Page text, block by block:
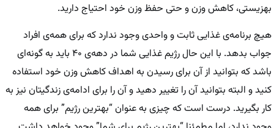
بهزیستی، کاهش وزن و حتی حفظ وزن خود احتیاج دارید.
هیچ برنامه‌ی غذایی ثابت و واحدی وجود ندارد که برای همه‌ی افراد
جواب بدهد. با این حال رژیم غذایی شما در دهه‌ی ۴۰ باید به گونه‌ای
باشد که بتوانید از آن برای رسیدن به اهداف کاهش وزن خود استفاده
کنید و البته بتوانید آن را تغییر دهید و آن را برای ادامه‌ی زندگیتان نیز به
کار بگیرید. درست است که چیزی به عنوان “بهترین رژیم” برای همه